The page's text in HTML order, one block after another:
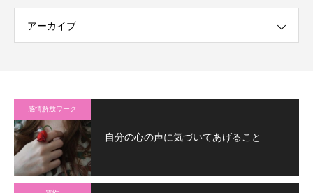
アーカイブ
感情解放ワーク
自分の心の声に気づいてあげること